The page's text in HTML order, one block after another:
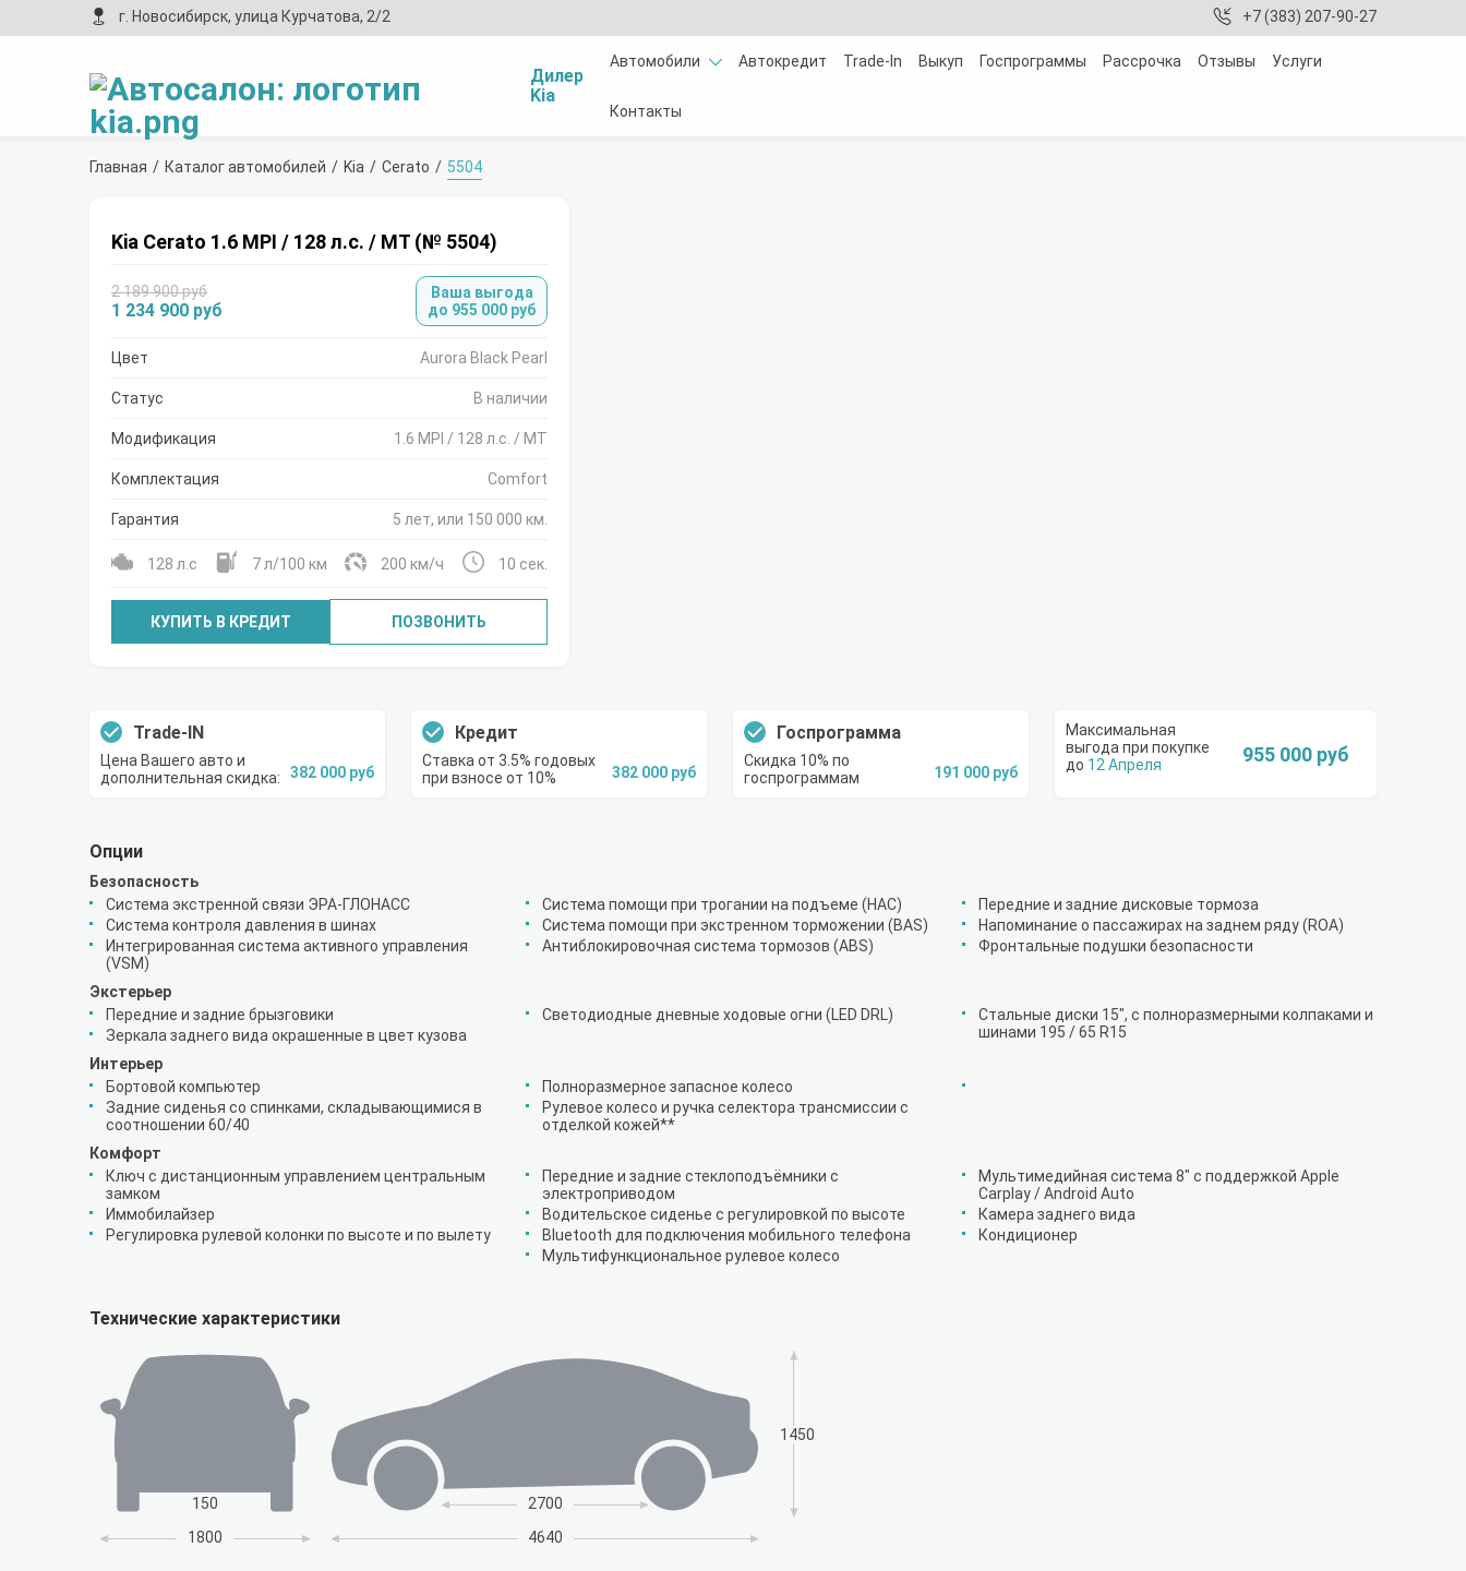
г. Новосибирск, улица Курчатова, 2/2 +7 (383) 207-90-27
Дилер
Kia
Автомобили Автокредит Trade-In Выкуп Госпрограммы Рассрочка Отзывы Услуги
Контакты
Главная Каталог автомобилей Kia Cerato 5504
Kia Cerato 1.6 MPI / 128 л.с. / MT (№ 5504)
2 189 900 руб
1 234 900 руб
Ваша выгода
до 955 000 руб
Цвет Aurora Black Pearl
Статус В наличии
Модификация 1.6 MPI / 128 л.с. / MT
Комплектация Comfort
Гарантия 5 лет, или 150 000 км.
128 л.с 7 л/100 км 200 км/ч 10 сек.
КУПИТЬ В КРЕДИТ ПОЗВОНИТЬ
Trade-IN
Цена Вашего авто и
дополнительная скидка:
382 000 руб
Кредит
Ставка от 3.5% годовых
при взносе от 10%
382 000 руб
Госпрограмма
Скидка 10% по
госпрограммам
191 000 руб 12 Апреля 955 000 руб
Опции
Безопасность
Система экстренной связи ЭРА-ГЛОНАСС
Система контроля давления в шинах
Интегрированная система активного управления
(VSM)
Cистема помощи при трогании на подъеме (HAC)
Система помощи при экстренном торможении (BAS)
Антиблокировочная система тормозов (ABS)
Передние и задние дисковые тормоза
Напоминание о пассажирах на заднем ряду (ROA)
Фронтальные подушки безопасности
Экстерьер
Передние и задние брызговики
Зеркала заднего вида окрашенные в цвет кузова
Светодиодные дневные ходовые огни (LED DRL)
Стальные диски 15", с полноразмерными колпаками и
шинами 195 / 65 R15
Интерьер
Бортовой компьютер
Задние сиденья со спинками, складывающимися в
соотношении 60/40
Полноразмерное запасное колесо
Рулевое колесо и ручка селектора трансмиссии с
отделкой кожей**
Комфорт
Ключ с дистанционным управлением центральным
замком
Иммобилайзер
Регулировка рулевой колонки по высоте и по вылету
Передние и задние стеклоподъёмники с
электроприводом
Водительское сиденье с регулировкой по высоте
Bluetooth для подключения мобильного телефона
Мультифункциональное рулевое колесо
Мультимедийная система 8" с поддержкой Apple
Carplay / Android Auto
Камера заднего вида
Кондиционер
Технические характеристики
150
1800
2700
1450
4640